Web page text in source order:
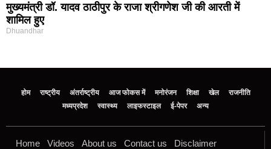
मुख्यमंत्री डॉ. यादव ठाठीपुर के राजा श्रीगणेश जी की आरती में
शामिल हुए
Dhuandhar
होम राष्ट्रीय अंतर्राष्ट्रीय आज फोकस में मनोरंजन शिक्षा खेल
राजनीति
मध्‍यप्रदेश
स्वास्थ्य लाइफस्टाइल ई-पेपर अन्य
Home Videos About us Contact us
Disclaimer